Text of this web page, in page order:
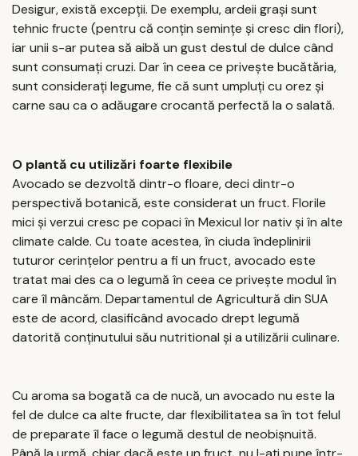
Desigur, există excepții. De exemplu, ardeii grași sunt
tehnic fructe (pentru că conțin semințe și cresc din flori),
iar unii s-ar putea să aibă un gust destul de dulce când
sunt consumați cruzi. Dar în ceea ce privește bucătăria,
sunt considerați legume, fie că sunt umpluți cu orez și
carne sau ca o adăugare crocantă perfectă la o salată.
O plantă cu utilizări foarte flexibile
Avocado se dezvoltă dintr-o floare, deci dintr-o
perspectivă botanică, este considerat un fruct. Florile
mici și verzui cresc pe copaci în Mexicul lor nativ și în alte
climate calde. Cu toate acestea, în ciuda îndeplinirii
tuturor cerințelor pentru a fi un fruct, avocado este
tratat mai des ca o legumă în ceea ce privește modul în
care îl mâncăm. Departamentul de Agricultură din SUA
este de acord, clasificând avocado drept legumă
datorită conținutului său nutritional și a utilizării culinare.
Cu aroma sa bogată ca de nucă, un avocado nu este la
fel de dulce ca alte fructe, dar flexibilitatea sa în tot felul
de preparate îl face o legumă destul de neobișnuită.